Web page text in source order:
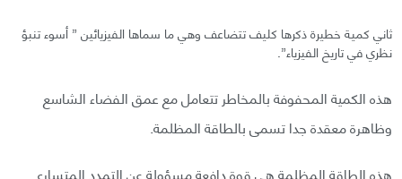
ثاني كمية خطيرة ذكرها كليف تتضاعف وهي ما سماها الفيزيائين ” أسوء تنبؤ
نظري في تاريخ الفيزياء”.
هذه الكمية المحفوفة بالمخاطر تتعامل مع عمق الفضاء الشاسع
وظاهرة معقدة جدا تسمى بالطاقة المظلمة.
هذه الطاقة المظلمة هي قوة دافعة مسؤولة عن التمدد المتسارع